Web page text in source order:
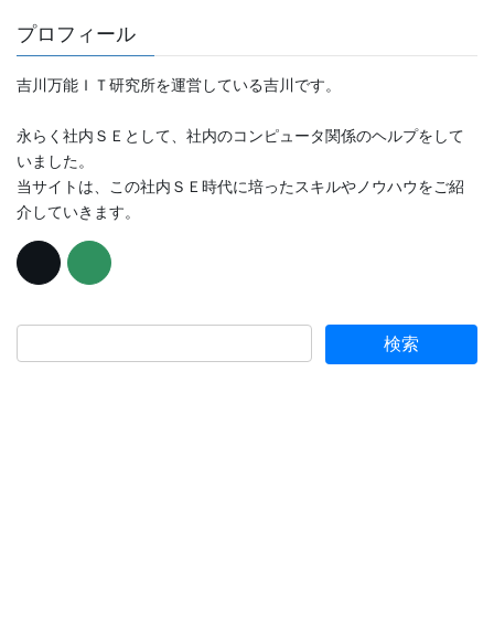
プロフィール
吉川万能ＩＴ研究所を運営している吉川です。
永らく社内ＳＥとして、社内のコンピュータ関係のヘルプをして
いました。
当サイトは、この社内ＳＥ時代に培ったスキルやノウハウをご紹
介していきます。